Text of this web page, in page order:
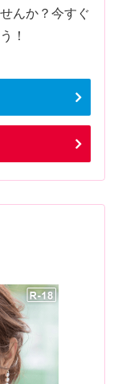
んか？今すぐ
！